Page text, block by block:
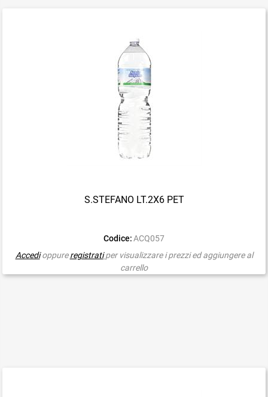
S.STEFANO LT.2X6 PET
Codice: ACQ057
Accedioppureregistrati per visualizzare i prezzi ed aggiungere al
carrello